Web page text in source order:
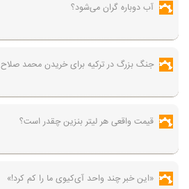
آب دوباره گران می‌شود؟
جنگ بزرگ در ترکیه برای خریدن محمد صلاح
قیمت واقعی هر لیتر بنزین چقدر است؟
«این خبر چند واحد آی‌کیوی ما را کم کرد!»